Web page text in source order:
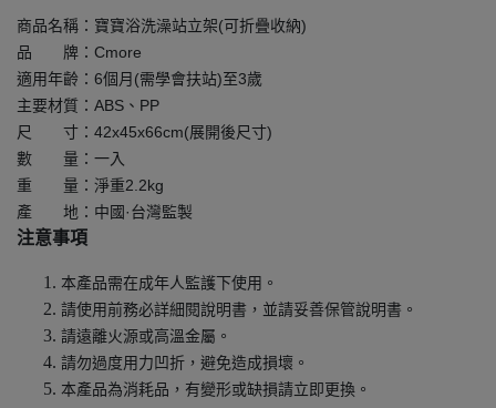
商品名稱：寶寶浴洗澡站立架(可折疊收納)
品 牌：Cmore
適用年齡：6個月(需學會扶站)至3歲
主要材質：ABS、PP
尺 寸：42x45x66cm(展開後尺寸)
數 量：一入
重 量：淨重2.2kg
產 地：中國·台灣監製
注意事項
本產品需在成年人監護下使用。
請使用前務必詳細閱說明書，並請妥善保管說明書。
請遠離火源或高溫金屬。
請勿過度用力凹折，避免造成損壞。
本產品為消耗品，有變形或缺損請立即更換。